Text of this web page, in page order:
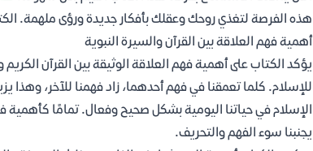
هذه الفرصة لتغذي روحك وعقلك بأفكار جديدة ورؤى ملهمة.
أهمية فهم العلاقة بين القرآن والسيرة النبوية
يؤكد الكتاب على أهمية فهم العلاقة الوثيقة بين القرآن
للإسلام. كلما تعمقنا في فهم أحدهما، زاد فهمنا للآخر، وهذا
الإسلام في حياتنا اليومية بشكل صحيح وفعال. تمامًا
يجنبنا سوء الفهم والتحريف.